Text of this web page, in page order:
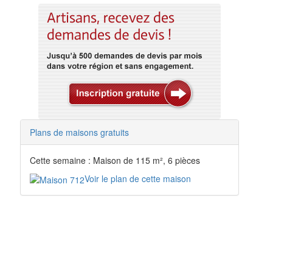
Plans de maisons gratuits
Cette semaine : Maison de 115 m², 6 pièces
Voir le plan de cette maison